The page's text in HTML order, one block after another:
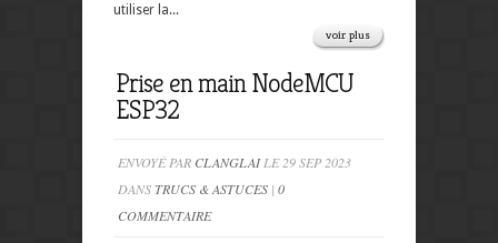
utiliser la...
voir plus
Prise en main NodeMCU
ESP32
ENVOYÉ PAR CLANGLAILE 29 SEP 2023
DANSTRUCS & ASTUCES | 0
COMMENTAIRE